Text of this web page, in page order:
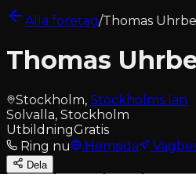
Alla företag/Thomas
Thomas
Stockholm, Stockholms län
Solvalla, Stockholm
UtbildningGratis
Ring nu
Hemsida
Dela